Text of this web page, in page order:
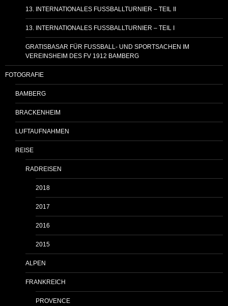
13. INTERNATIONALES FUSSBALLTURNIER – TEIL II
13. INTERNATIONALES FUSSBALLTURNIER – TEIL I
GRATISBASAR FÜR FUSSBALL- UND SPORTSACHEN IM
VEREINSHEIM DES FV 1912 BAMBERG
FOTOGRAFIE
BAMBERG
BRACKENHEIM
LUFTAUFNAHMEN
REISE
RADREISEN
2018
2017
2016
2015
ALPEN
FRANKREICH
PROVENCE